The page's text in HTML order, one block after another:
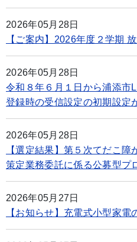
2026年05月28日
【ご案内】2026年度２学期
2026年05月28日
令和８年６月１日から浦添市
登録時の受信設定の初期設定
2026年05月28日
【選定結果】第５次てだこ障
策定業務委託に係る公募型プ
2026年05月27日
【お知らせ】充電式小型家電